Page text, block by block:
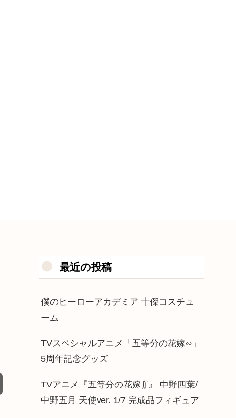
最近の投稿
僕のヒーローアカデミア 十傑コスチュ
ーム
TVスペシャルアニメ「五等分の花嫁∽」
5周年記念グッズ
TVアニメ『五等分の花嫁∬』 中野四葉/
中野五月 天使ver. 1/7 完成品フィギュア